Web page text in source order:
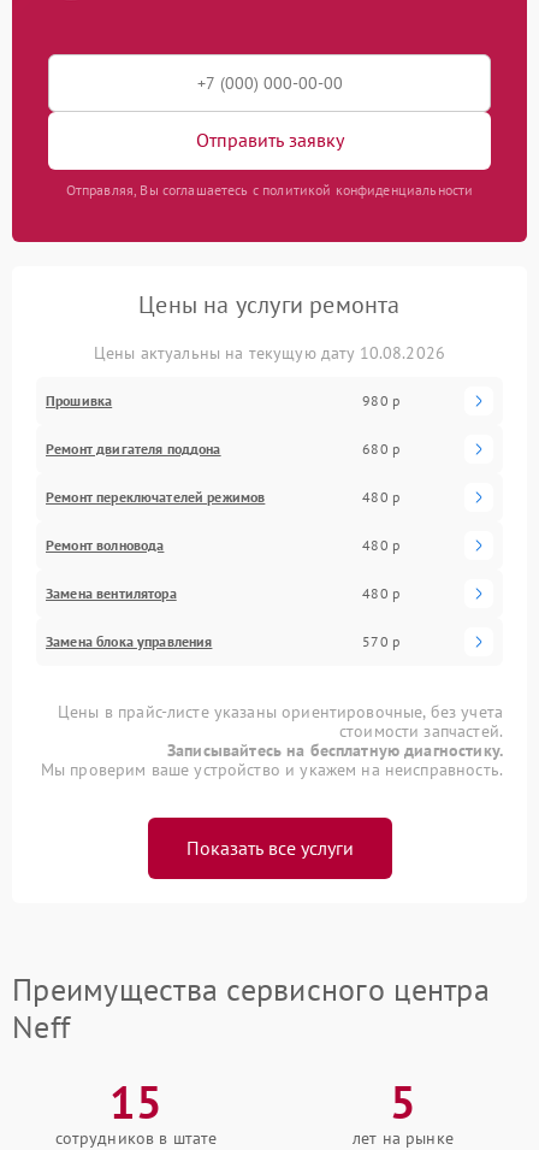
Отправить заявку
Отправляя, Вы соглашаетесь с политикой конфиденциальности
Цены на услуги ремонта
Цены актуальны на текущую дату 10.08.2026
Прошивка 980 р
Ремонт двигателя поддона 680 р
Ремонт переключателей режимов 480 р
Ремонт волновода 480 р
Замена вентилятора 480 р
Замена блока управления 570 р
Цены в прайс-листе указаны ориентировочные, без учета
стоимости запчастей.
Записывайтесь на бесплатную диагностику.
Мы проверим ваше устройство и укажем на неисправность.
Показать все услуги
Преимущества сервисного центра
Neff
15
сотрудников в штате
5
лет на рынке